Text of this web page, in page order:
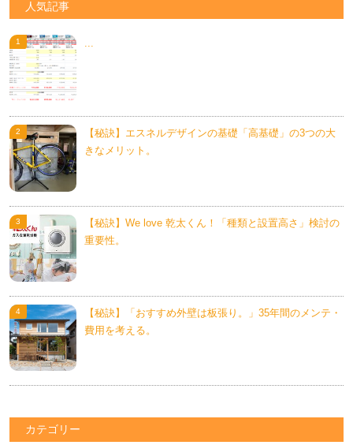
人気記事
...
【秘訣】エスネルデザインの基礎「高基礎」の3つの大
きなメリット。
【秘訣】We love 乾太くん！「種類と設置高さ」検討の
重要性。
【秘訣】「おすすめ外壁は板張り。」35年間のメンテ・
費用を考える。
カテゴリー